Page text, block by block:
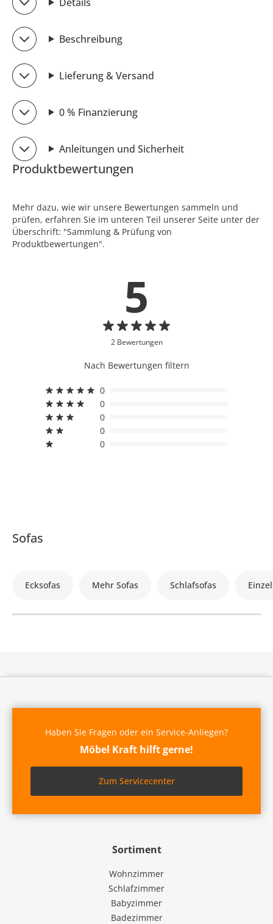
Beschreibung
Lieferung & Versand
0 % Finanzierung
Anleitungen und Sicherheit
Produktbewertungen
Mehr dazu, wie wir unsere Bewertungen sammeln und
prüfen, erfahren Sie im unteren Teil unserer Seite unter der
Überschrift: "Sammlung & Prüfung von
Produktbewertungen".
5
2 Bewertungen
Nach Bewertungen filtern
0
0
0
0
0
Sofas
Ecksofas Mehr Sofas Schlafsofas
Sortiment
Wohnzimmer
Schlafzimmer
Babyzimmer
Badezimmer
Haben Sie Fragen oder ein Service-Anliegen?
Möbel Kraft hilft gerne!
Zum Servicecenter